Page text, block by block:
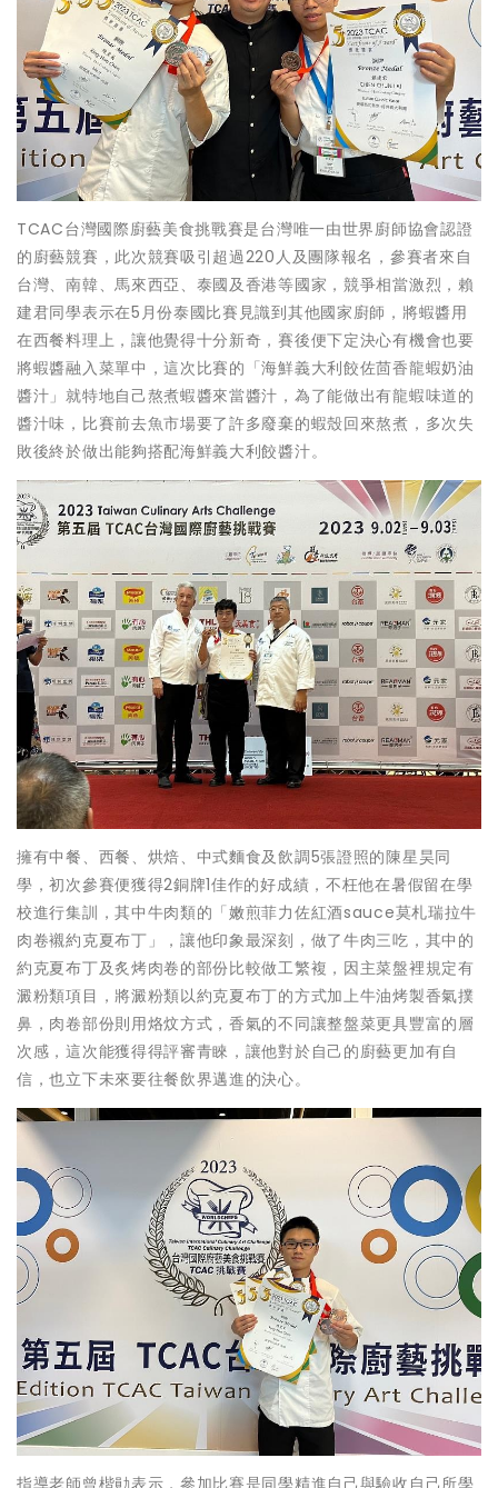
TCAC台灣國際廚藝美食挑戰賽是台灣唯一由世界廚師協會認證
的廚藝競賽，此次競賽吸引超過220人及團隊報名，參賽者來自
台灣、南韓、馬來西亞、泰國及香港等國家，競爭相當激烈，賴
建君同學表示在5月份泰國比賽見識到其他國家廚師，將蝦醬用
在西餐料理上，讓他覺得十分新奇，賽後便下定決心有機會也要
將蝦醬融入菜單中，這次比賽的「海鮮義大利餃佐茴香龍蝦奶油
醬汁」就特地自己熬煮蝦醬來當醬汁，為了能做出有龍蝦味道的
醬汁味，比賽前去魚市場要了許多廢棄的蝦殼回來熬煮，多次失
敗後終於做出能夠搭配海鮮義大利餃醬汁。
擁有中餐、西餐、烘焙、中式麵食及飲調5張證照的陳星昊同
學，初次參賽便獲得2銅牌1佳作的好成績，不枉他在暑假留在學
校進行集訓，其中牛肉類的「嫩煎菲力佐紅酒sauce莫札瑞拉牛
肉卷襯約克夏布丁」，讓他印象最深刻，做了牛肉三吃，其中的
約克夏布丁及炙烤肉卷的部份比較做工繁複，因主菜盤裡規定有
澱粉類項目，將澱粉類以約克夏布丁的方式加上牛油烤製香氣撲
鼻，肉卷部份則用烙炆方式，香氣的不同讓整盤菜更具豐富的層
次感，這次能獲得得評審青睞，讓他對於自己的廚藝更加有自
信，也立下未來要往餐飲界邁進的決心。